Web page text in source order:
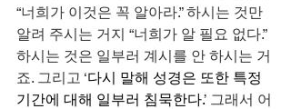
“너희가 이것은 꼭 알아라.” 하시는 것만
알려 주시는 거지 “너희가 알 필요 없다.”
하시는 것은 일부러 계시를 안 하시는 거
죠. 그리고 ‘다시 말해 성경은 또한 특정
기간에 대해 일부러 침묵한다.’ 그래서 어